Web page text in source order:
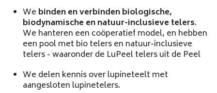
We binden en verbinden biologische,
biodynamische en natuur-inclusieve telers.
We hanteren een coöperatief model, en hebben
een pool met bio telers en natuur-inclusieve
telers - waaronder de LuPeel telers uit de Peel
We delen kennis over lupineteelt met
aangesloten lupinetelers.